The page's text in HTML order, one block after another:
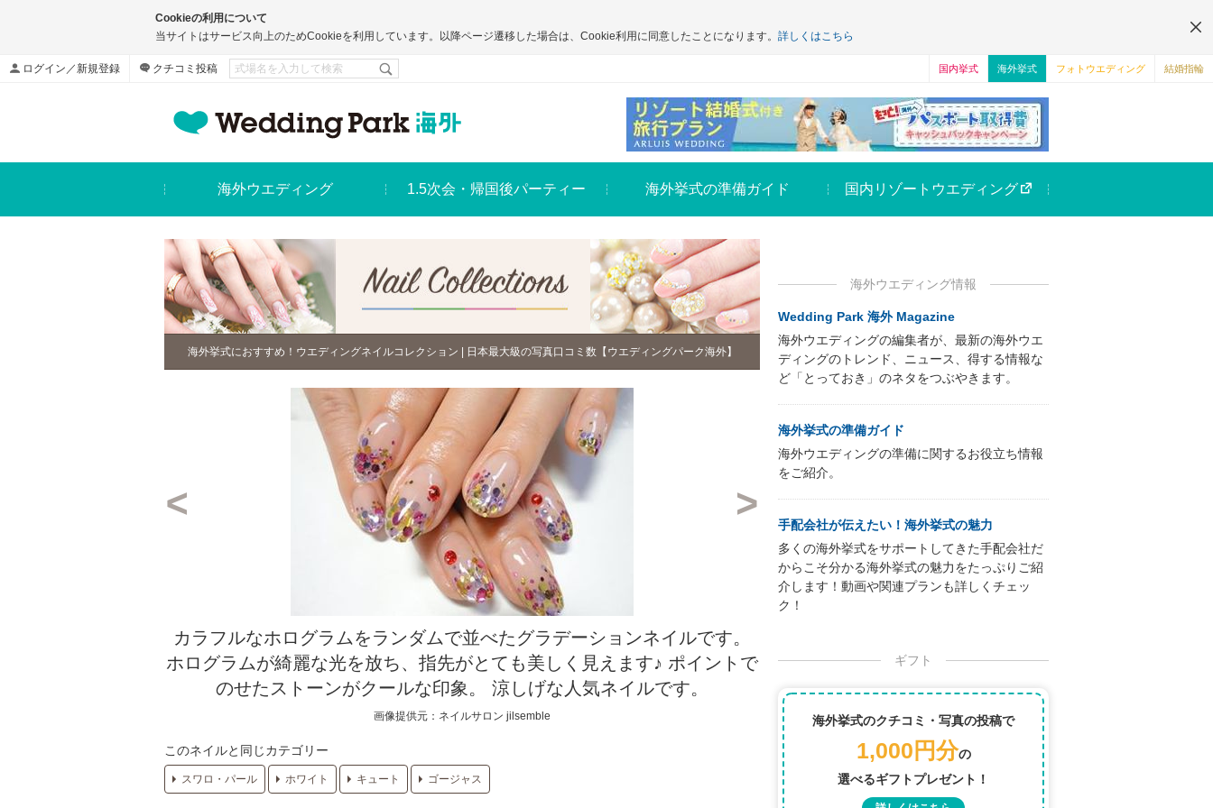
Cookieの利用について
当サイトはサービス向上のためCookieを利用しています。以降ページ遷移した場合は、Cookie利用に同意したことになります。 詳しくはこちら
ログイン／新規登録 クチコミ投稿 国内挙式 海外挙式 フォトウエディング 結婚指輪
海外ウエディング 1.5次会・帰国後パーティー 海外挙式の準備ガイド 国内リゾートウエディング
海外挙式におすすめ！ウエディングネイルコレクション | 日本最大級の写真口コミ数【ウエディングパーク海外】
カラフルなホログラムをランダムで並べたグラデーションネイルです。
ホログラムが綺麗な光を放ち、指先がとても美しく見えます♪ ポイントで
のせたストーンがクールな印象。 涼しげな人気ネイルです。
画像提供元：ネイルサロン jilsemble
このネイルと同じカテゴリー
スワロ・パール ホワイト キュート ゴージャス
海外ウエディング情報
Wedding Park 海外 Magazine
海外ウエディングの編集者が、最新の海外ウエ
ディングのトレンド、ニュース、得する情報な
ど「とっておき」のネタをつぶやきます。
海外挙式の準備ガイド
海外ウエディングの準備に関するお役立ち情報
をご紹介。
手配会社が伝えたい！海外挙式の魅力
多くの海外挙式をサポートしてきた手配会社だ
からこそ分かる海外挙式の魅力をたっぷりご紹
介します！動画や関連プランも詳しくチェッ
ク！
ギフト
海外挙式のクチコミ・写真の投稿で
1,000円分の
選べるギフトプレゼント！